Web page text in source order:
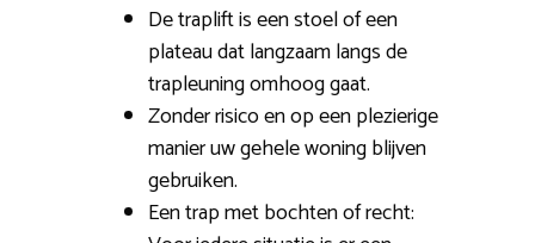
De traplift is een stoel of een
plateau dat langzaam langs de
trapleuning omhoog gaat.
Zonder risico en op een plezierige
manier uw gehele woning blijven
gebruiken.
Een trap met bochten of recht: